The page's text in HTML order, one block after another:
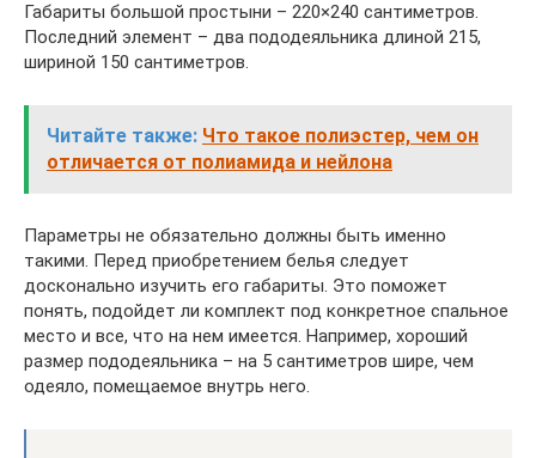
Габариты большой простыни – 220×240 сантиметров.
Последний элемент – два пододеяльника длиной 215,
шириной 150 сантиметров.
Читайте также: Что такое полиэстер, чем он
отличается от полиамида и нейлона
Параметры не обязательно должны быть именно
такими. Перед приобретением белья следует
досконально изучить его габариты. Это поможет
понять, подойдет ли комплект под конкретное спальное
место и все, что на нем имеется. Например, хороший
размер пододеяльника – на 5 сантиметров шире, чем
одеяло, помещаемое внутрь него.